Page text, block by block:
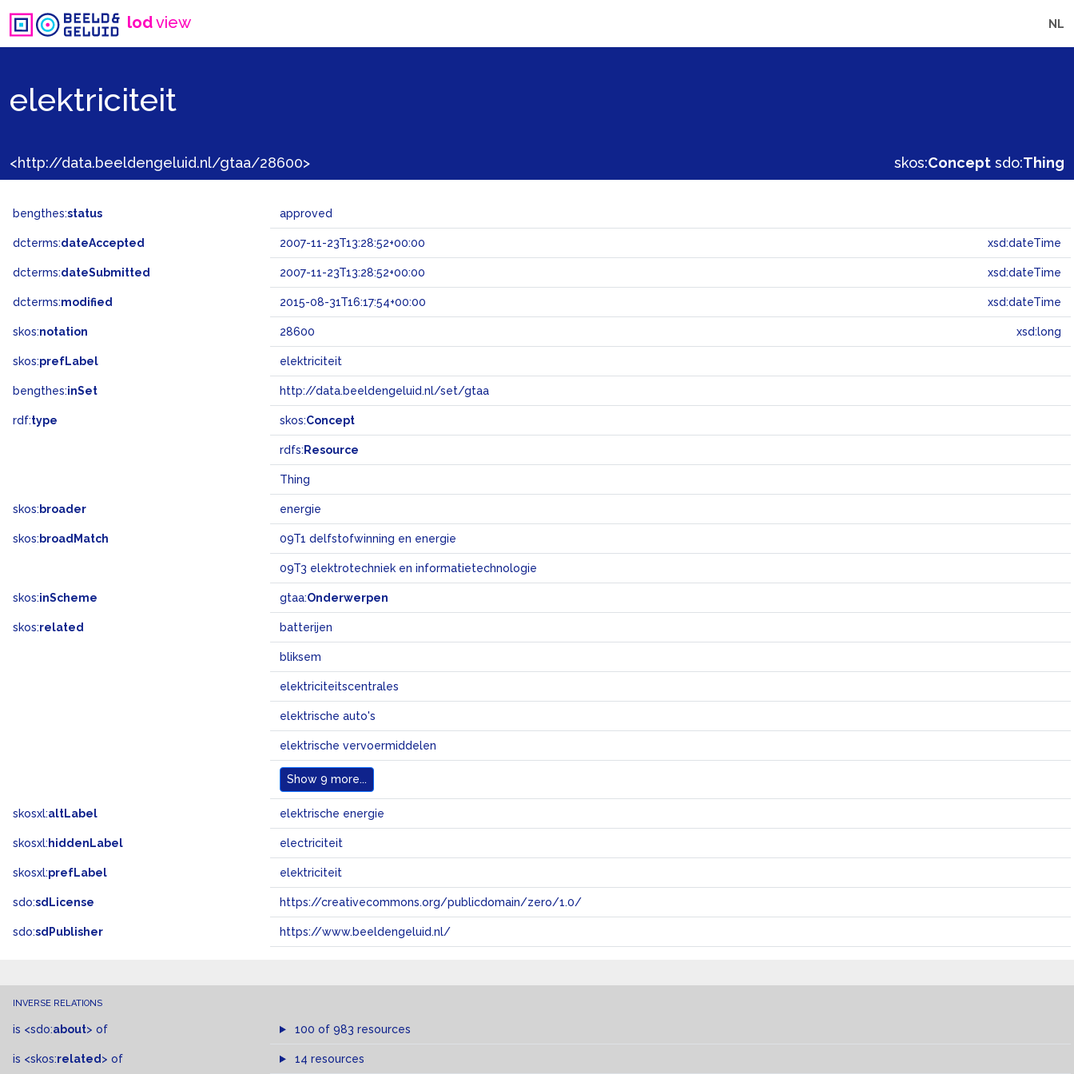
lodview NL
elektriciteit
<http://data.beeldengeluid.nl/gtaa/28600> skos:Concept sdo:Thing
bengthes:status approved
dcterms:dateAccepted 2007-11-23T13:28:52+00:00 xsd:dateTime
dcterms:dateSubmitted 2007-11-23T13:28:52+00:00 xsd:dateTime
dcterms:modified 2015-08-31T16:17:54+00:00 xsd:dateTime
skos:notation 28600 xsd:long
skos:prefLabel elektriciteit
bengthes:inSet http://data.beeldengeluid.nl/set/gtaa
rdf:type skos:Concept
rdfs: Resource
Thing
skos: broader energie
skos: broadMatch 09T1 delfstofwinning en energie
09T3 elektrotechniek en informatietechnologie
skos:inScheme gtaa:Onderwerpen
skos:related batterijen
bliksem
elektriciteitscentrales
elektrische auto's
elektrische vervoermiddelen
Show 9 more...
skosxl:altLabel elektrische energie
skosxl: hiddenLabel electriciteit
skosxl:prefLabel elektriciteit
sdo:sdLicense https://creativecommons.org/publicdomain/zero/1.0/
sdo:sdPublisher https://www.beeldengeluid.nl/
INVERSE RELATIONS
is <sdo:about> of 100 of 983 resources
is <skos:related > of 14 resources